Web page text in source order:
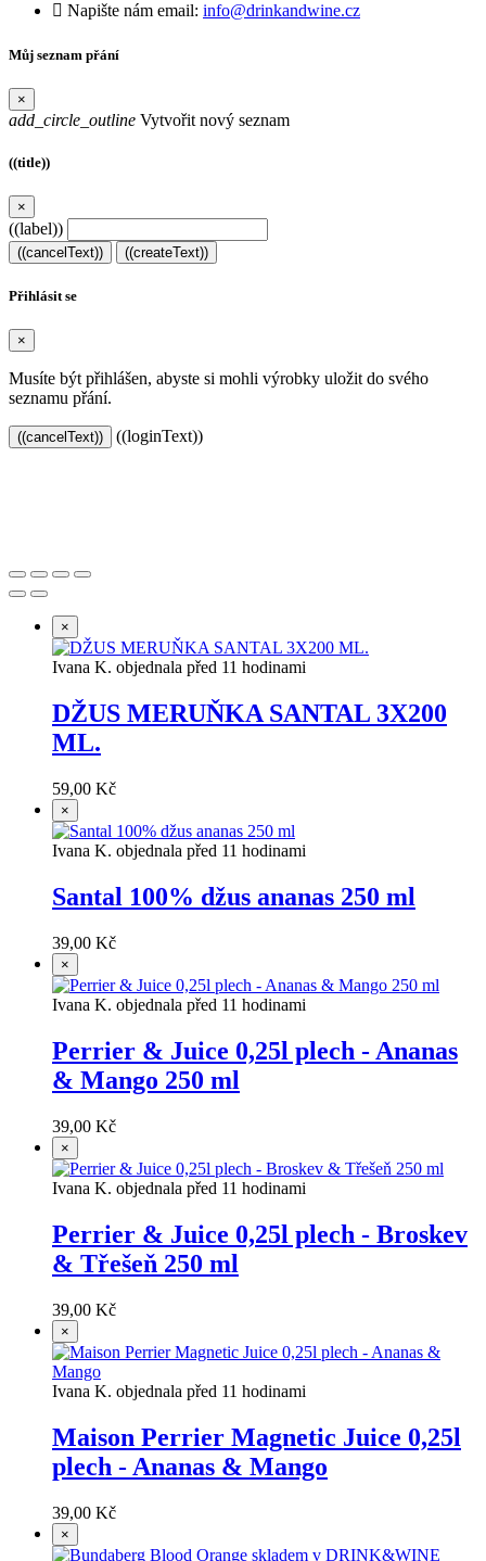
 Napište nám email: info@drinkandwine.cz
Můj seznam přání
×
add_circle_outline Vytvořit nový seznam
((title))
×
((label))
((cancelText)) ((createText))
Přihlásit se
×
Musíte být přihlášen, abyste si mohli výrobky uložit do svého
seznamu přání.
((cancelText)) ((loginText))
×
Ivana K. objednala před 11 hodinami
DŽUS MERUŇKA SANTAL 3X200
ML.
59,00 Kč
×
Ivana K. objednala před 11 hodinami
Santal 100% džus ananas 250 ml
39,00 Kč
×
Ivana K. objednala před 11 hodinami
Perrier & Juice 0,25l plech - Ananas
& Mango 250 ml
39,00 Kč
×
Ivana K. objednala před 11 hodinami
Perrier & Juice 0,25l plech - Broskev
& Třešeň 250 ml
39,00 Kč
×
Ivana K. objednala před 11 hodinami
Maison Perrier Magnetic Juice 0,25l
plech - Ananas & Mango
39,00 Kč
×